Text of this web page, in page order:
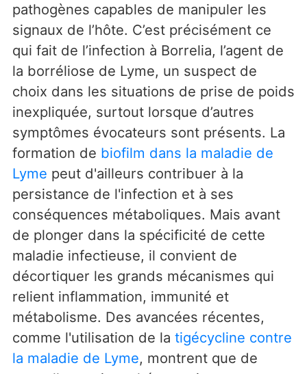
pathogènes capables de manipuler les
signaux de l’hôte. C’est précisément ce
qui fait de l’infection à Borrelia, l’agent de
la borréliose de Lyme, un suspect de
choix dans les situations de prise de poids
inexpliquée, surtout lorsque d’autres
symptômes évocateurs sont présents. La
formation de biofilm dans la maladie de
Lyme peut d'ailleurs contribuer à la
persistance de l'infection et à ses
conséquences métaboliques. Mais avant
de plonger dans la spécificité de cette
maladie infectieuse, il convient de
décortiquer les grands mécanismes qui
relient inflammation, immunité et
métabolisme. Des avancées récentes,
comme l'utilisation de la tigécycline contre
la maladie de Lyme, montrent que de